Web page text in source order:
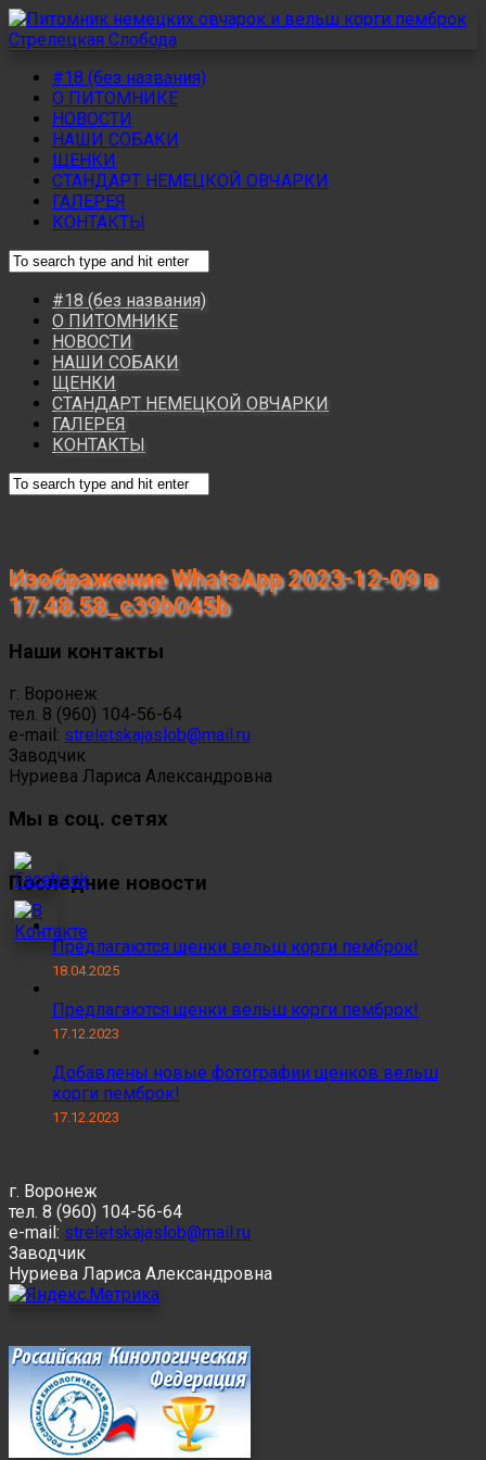
#18 (без названия)
О ПИТОМНИКЕ
НОВОСТИ
НАШИ СОБАКИ
ЩЕНКИ
СТАНДАРТ НЕМЕЦКОЙ ОВЧАРКИ
ГАЛЕРЕЯ
КОНТАКТЫ
#18 (без названия)
О ПИТОМНИКЕ
НОВОСТИ
НАШИ СОБАКИ
ЩЕНКИ
СТАНДАРТ НЕМЕЦКОЙ ОВЧАРКИ
ГАЛЕРЕЯ
КОНТАКТЫ
Изображение WhatsApp 2023-12-09 в
17.48.58_c39b045b
Наши контакты
г. Воронеж
тел. 8 (960) 104-56-64
e-mail: streletskajaslob@mail.ru
Заводчик
Нуриева Лариса Александровна
Мы в соц. сетях
Последние новости
Предлагаются щенки вельш корги пемброк!
18.04.2025
Предлагаются щенки вельш корги пемброк!
17.12.2023
Добавлены новые фотографии щенков вельш
корги пемброк!
17.12.2023
г. Воронеж
тел. 8 (960) 104-56-64
e-mail: streletskajaslob@mail.ru
Заводчик
Нуриева Лариса Александровна